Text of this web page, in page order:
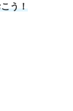
う！